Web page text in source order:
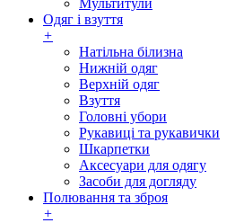
Мультитули
Одяг і взуття
+
Натільна білизна
Нижній одяг
Верхній одяг
Взуття
Головні убори
Рукавиці та рукавички
Шкарпетки
Аксесуари для одягу
Засоби для догляду
Полювання та зброя
+